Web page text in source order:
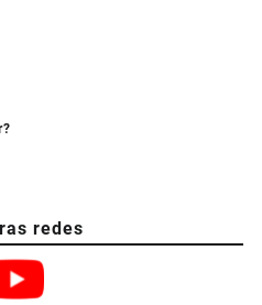
redes